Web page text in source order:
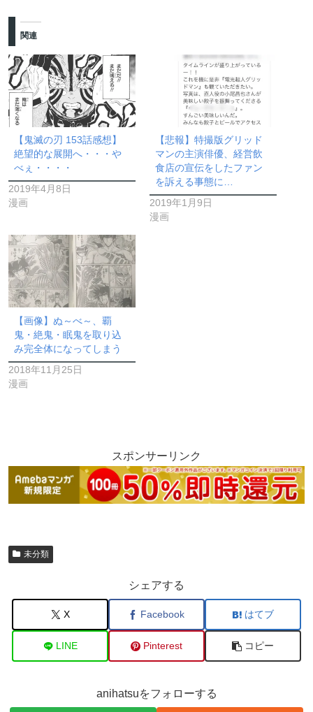
関連
【鬼滅の刃 153話感想】
絶望的な展開へ・・・や
べぇ・・・・
2019年4月8日
漫画
【悲報】特撮版グリッド
マンの主演俳優、経営飲
食店の宣伝をしたファン
を訴える事態に…
2019年1月9日
漫画
【画像】ぬ～べ～、覇
鬼・絶鬼・眠鬼を取り込
み完全体になってしまう
2018年11月25日
漫画
スポンサーリンク
未分類
シェアする
X Facebook はてブ
LINE Pinterest コピー
anihatsuをフォローする